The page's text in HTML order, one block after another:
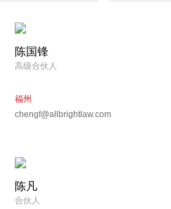
陈国锋
高级合伙人
福州
chengf@allbrightlaw.com
陈凡
合伙人